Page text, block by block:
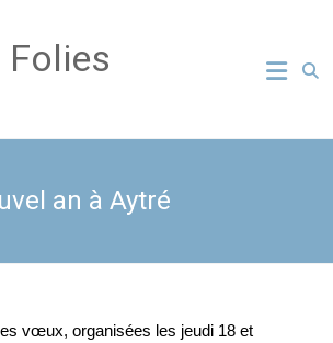
Folies
an à Aytré
vœux, organisées les jeudi 18 et